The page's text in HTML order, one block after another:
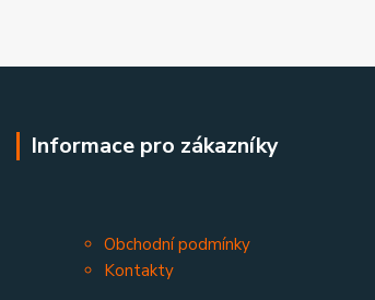
Informace pro zákazníky
Obchodní podmínky
Kontakty